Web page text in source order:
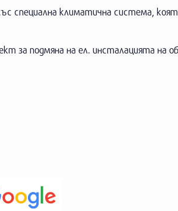
специална климатична система,
за подмяна на ел. инсталацията на